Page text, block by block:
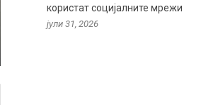
користат социјалните мрежи
јули 31, 2026